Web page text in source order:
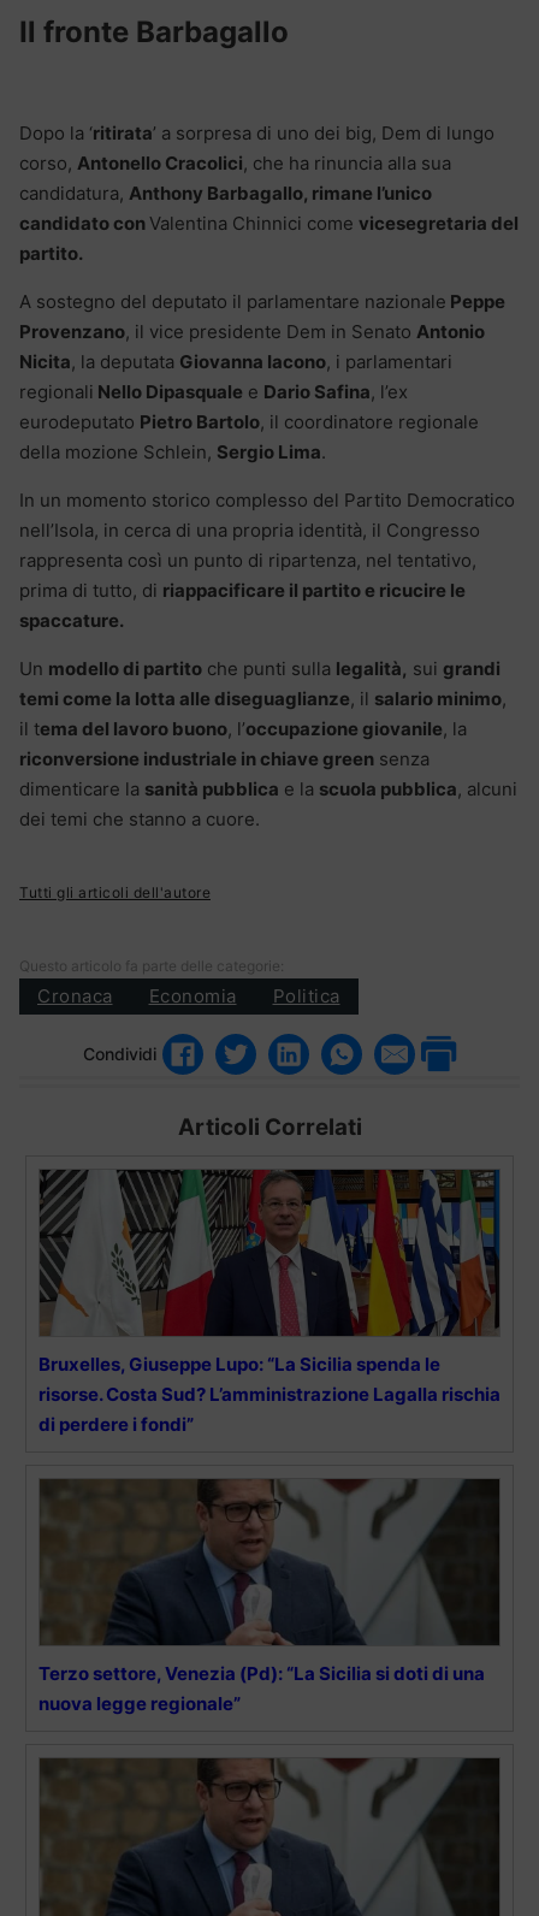
Il fronte Barbagallo
Dopo la ‘ritirata’ a sorpresa di uno dei big, Dem di lungo
corso, Antonello Cracolici, che ha rinuncia alla sua
candidatura, Anthony Barbagallo, rimane l’unico
candidato conValentina Chinnici come vicesegretaria del
partito.
A sostegno del deputato il parlamentare nazionale Peppe
Provenzano, il vice presidente Dem in Senato Antonio
Nicita, la deputata Giovanna Iacono, i parlamentari
regionali Nello Dipasquale e Dario Safina, l’ex
eurodeputato Pietro Bartolo, il coordinatore regionale
della mozione Schlein, Sergio Lima.
In un momento storico complesso del Partito Democratico
nell’Isola, in cerca di una propria identità, il Congresso
rappresenta così un punto di ripartenza, nel tentativo,
prima di tutto, di riappacificare il partito e ricucire le
spaccature.
Un modello di partito che punti sulla legalità, sui grandi
temi come la lotta alle diseguaglianze, il salario minimo,
il tema del lavoro buono, l’occupazione giovanile, la
riconversione industriale in chiave green senza
dimenticare la sanità pubblica e la scuola pubblica, alcuni
dei temi che stanno a cuore.
Tutti gli articoli dell'autore
Questo articolo fa parte delle categorie:
Cronaca Economia Politica
Condividi
Articoli Correlati
Bruxelles, Giuseppe Lupo: “La Sicilia spenda le
risorse. Costa Sud? L’amministrazione Lagalla rischia
di perdere i fondi”
Terzo settore, Venezia (Pd): “La Sicilia si doti di una
nuova legge regionale”